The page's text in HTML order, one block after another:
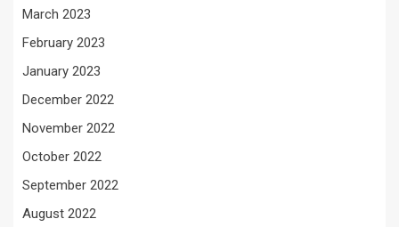
March 2023
February 2023
January 2023
December 2022
November 2022
October 2022
September 2022
August 2022